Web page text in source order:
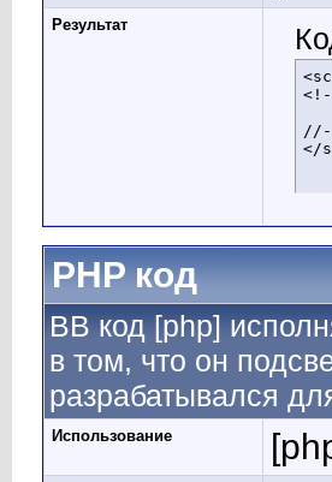
Результат
</
PHP код
BB код [php]
в том, что он
разрабатывался
Использование